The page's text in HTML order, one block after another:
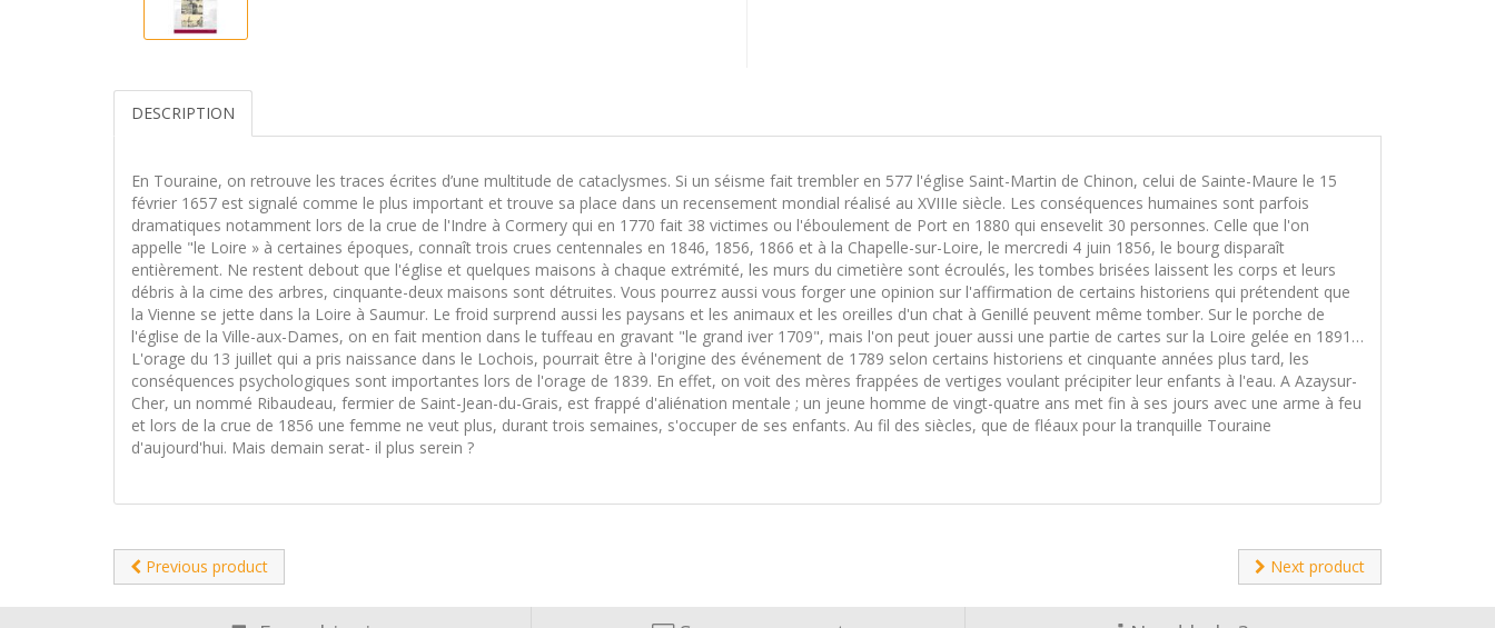
DESCRIPTION
En Touraine, on retrouve les traces écrites d’une multitude de cataclysmes. Si un séisme fait trembler en 577 l'église Saint-Martin de Chinon, celui de Sainte-Maure le 15
février 1657 est signalé comme le plus important et trouve sa place dans un recensement mondial réalisé au XVIIIe siècle. Les conséquences humaines sont parfois
dramatiques notamment lors de la crue de l'Indre à Cormery qui en 1770 fait 38 victimes ou l'éboulement de Port en 1880 qui ensevelit 30 personnes. Celle que l'on
appelle "le Loire » à certaines époques, connaît trois crues centennales en 1846, 1856, 1866 et à la Chapelle-sur-Loire, le mercredi 4 juin 1856, le bourg disparaît
entièrement. Ne restent debout que l'église et quelques maisons à chaque extrémité, les murs du cimetière sont écroulés, les tombes brisées laissent les corps et leurs
débris à la cime des arbres, cinquante-deux maisons sont détruites. Vous pourrez aussi vous forger une opinion sur l'affirmation de certains historiens qui prétendent que
la Vienne se jette dans la Loire à Saumur. Le froid surprend aussi les paysans et les animaux et les oreilles d'un chat à Genillé peuvent même tomber. Sur le porche de
l'église de la Ville-aux-Dames, on en fait mention dans le tuffeau en gravant "le grand iver 1709", mais l'on peut jouer aussi une partie de cartes sur la Loire gelée en 1891…
L'orage du 13 juillet qui a pris naissance dans le Lochois, pourrait être à l'origine des événement de 1789 selon certains historiens et cinquante années plus tard, les
conséquences psychologiques sont importantes lors de l'orage de 1839. En effet, on voit des mères frappées de vertiges voulant précipiter leur enfants à l'eau. A Azaysur-
Cher, un nommé Ribaudeau, fermier de Saint-Jean-du-Grais, est frappé d'aliénation mentale ; un jeune homme de vingt-quatre ans met fin à ses jours avec une arme à feu
et lors de la crue de 1856 une femme ne veut plus, durant trois semaines, s'occuper de ses enfants. Au fil des siècles, que de fléaux pour la tranquille Touraine
d'aujourd'hui. Mais demain serat- il plus serein ?
Previous product Next product